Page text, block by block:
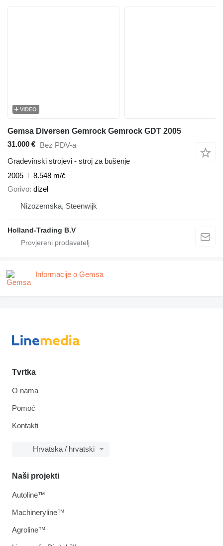
VIDEO
Gemsa Diversen Gemrock Gemrock GDT 2005
31.000 € Bez PDV-a
Građevinski strojevi - stroj za bušenje
2005
8.548 m/č
Gorivo dizel
Nizozemska, Steenwijk
Holland-Trading B.V
Informacije o Gemsa
Tvrtka
O nama
Pomoć
Kontakti
Hrvatska / hrvatski
Naši projekti
Autoline™
Machineryline™
Agroline™